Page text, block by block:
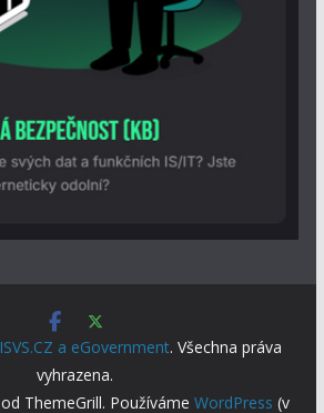
ISVS.CZ a eGovernment. Všechna práva
vyhrazena.
od ThemeGrill. PoužívámeWordPress (v